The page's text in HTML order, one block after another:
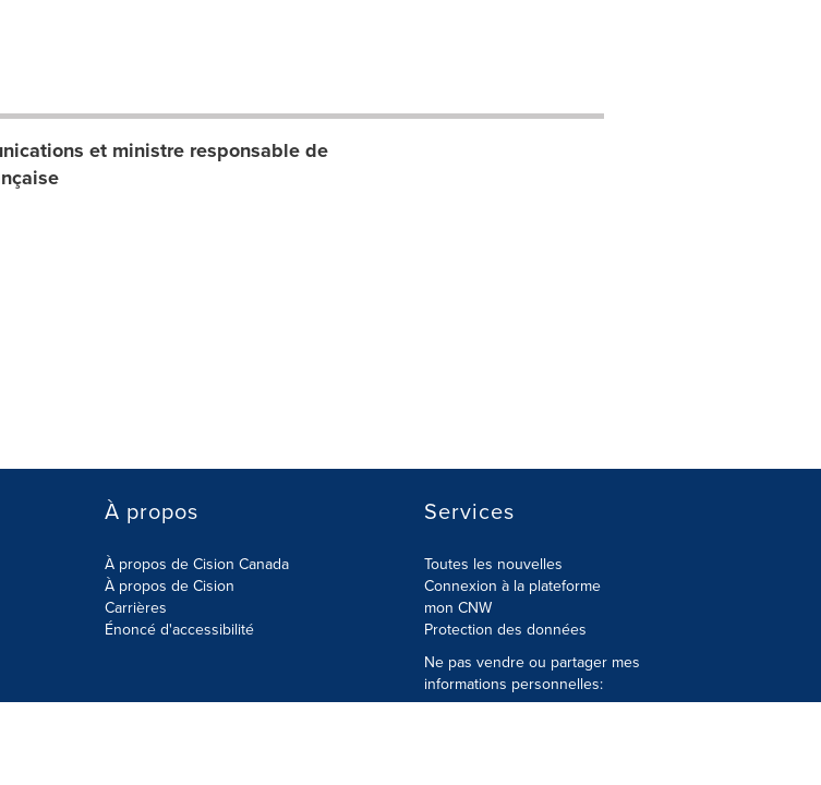
et ministre responsable de
À propos
À propos de Cision Canada
À propos de Cision
Carrières
Énoncé d'accessibilité
Services
Toutes les nouvelles
Connexion à la plateforme
mon CNW
Protection des données
Ne pas vendre ou partager mes
informations personnelles: